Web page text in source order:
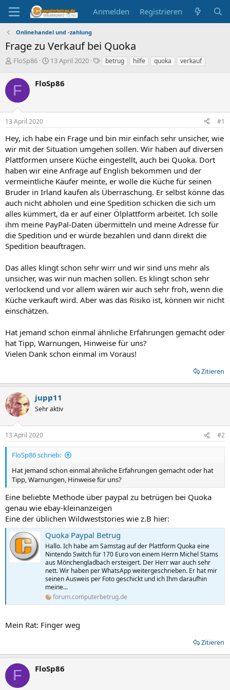
Anmelden Registrieren
Onlinehandel und -zahlung
Frage zu Verkauf bei Quoka
E
s
t
e
l
e
FloSp86
E
t
l
m
13 April 2020
S
w
r
t
e
betrug hilfe quoka verkauf
F FloSp86
13 April 2020 #1
Hey, ich habe ein Frage und bin mir einfach sehr unsicher, wie
wir mit der Situation umgehen sollen. Wir haben auf diversen
Plattformen unsere Küche eingestellt, auch bei Quoka. Dort
haben wir eine Anfrage auf English bekommen und der
vermeintliche Käufer meinte, er wolle die Küche für seinen
Bruder in Irland kaufen als Überraschung. Er selbst könne das
auch nicht abholen und eine Spedition schicken die sich um
alles kümmert, da er auf einer Ölplattform arbeitet. Ich solle
ihm meine PayPal-Daten übermitteln und meine Adresse für
die Spedition und er würde bezahlen und dann direkt die
Spedition beauftragen.
Das alles klingt schon sehr wirr und wir sind uns mehr als
unsicher, was wir nun machen sollen. Es klingt schon sehr
verlockend und vor allem wären wir auch sehr froh, wenn die
Küche verkauft wird. Aber was das Risiko ist, können wir nicht
einschätzen.
Hat jemand schon einmal ähnliche Erfahrungen gemacht oder
hat Tipp, Warnungen, Hinweise für uns?
Vielen Dank schon einmal im Voraus!
Zitieren
jupp11
Sehr aktiv
13 April 2020 #2
FloSp86 schrieb:
Hat jemand schon einmal ähnliche Erfahrungen gemacht oder hat
Tipp, Warnungen, Hinweise für uns?
Eine beliebte Methode über paypal zu betrügen bei Quoka
genau wie ebay-kleinanzeigen
Eine der üblichen Wildweststories wie z.B hier:
Quoka Paypal Betrug
Hallo. Ich habe am Samstag auf der Plattform Quoka eine
Nintendo Switch für 170 Euro von einem Herrn Michel Stams
aus Mönchengladbach ersteigert. Der Herr war auch sehr
nett. Wir haben per WhatsApp weitergeschrieben. Er hat mir
seinen Ausweis per Foto geschickt und ich Ihm daraufhin
meine...
forum.computerbetrug.de
Mein Rat: Finger weg
Zitieren
F FloSp86